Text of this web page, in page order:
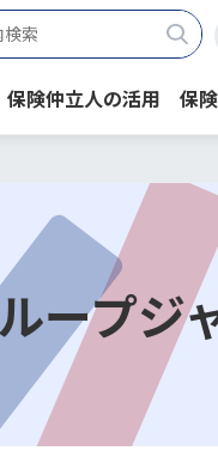
保険仲立人の活用 保
ープジ